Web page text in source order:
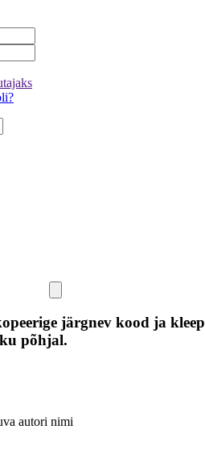
järgnev kood ja
põhjal.
autori nimi